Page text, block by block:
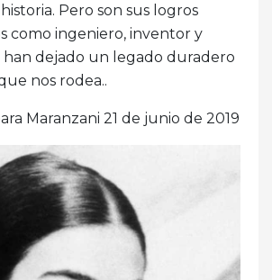
Pero son sus logros
como ingeniero, inventor y
dejado un legado duradero
nos rodea..
Maranzani 21 de junio de 2019